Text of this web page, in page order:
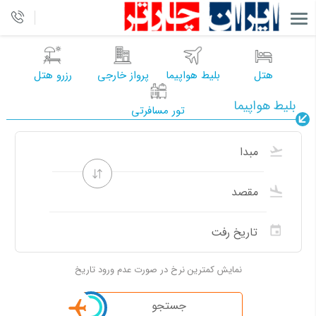
هتل بلیط هواپیما پرواز خارجی رزرو هتل
تور مسافرتی بلیط هواپیما
نمایش کمترین نرخ در صورت عدم ورود تاریخ
جستجو